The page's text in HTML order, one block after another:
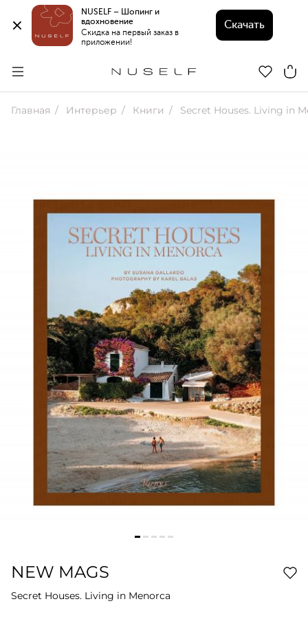
NUSELF – Шопинг и
вдохновение
Скидка на первый заказ в
приложении!
Скачать
Главная Интерьер Книги Secret Houses. Living in
NEW MAGS
Secret Houses. Living in Menorca